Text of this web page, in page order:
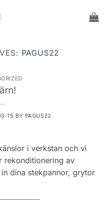
PAGUS22
15 BY PAGUS22
i verkstan och vi
rekonditionering av
dina stekpannor, grytor